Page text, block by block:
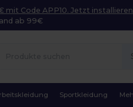
mit Code APP10. Jetzt
ab 99€
Sportkleidung